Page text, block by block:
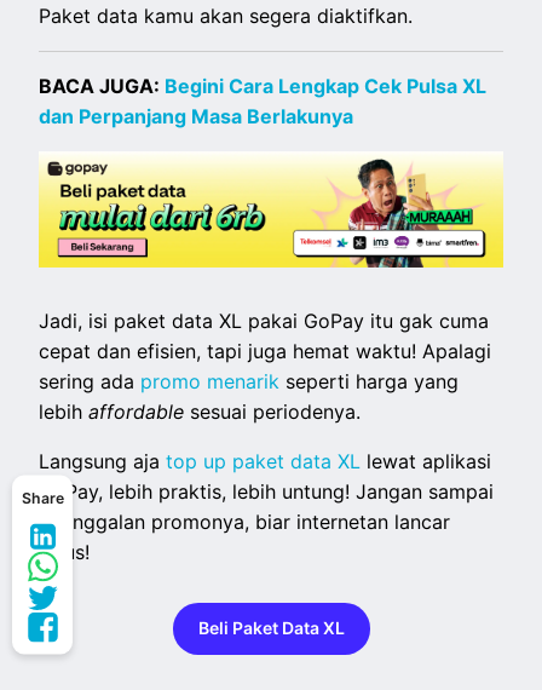
Share
Paket data kamu akan segera diaktifkan.
BACA JUGA: Begini Cara Lengkap Cek Pulsa XL
dan Perpanjang Masa Berlakunya
Jadi, isi paket data XL pakai GoPay itu gak cuma
cepat dan efisien, tapi juga hemat waktu! Apalagi
sering ada promo menarik seperti harga yang
lebihaffordable sesuai periodenya.
Langsung ajatop up paket data XL lewat aplikasi
GoPay, lebih praktis, lebih untung! Jangan sampai
ketinggalan promonya, biar internetan lancar
terus!
Beli Paket Data XL